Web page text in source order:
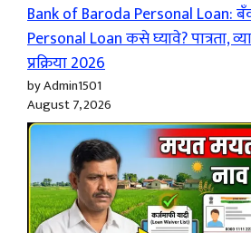
Bank of Baroda Personal Loan:
Personal Loan कसे घ्यावे? पात्रता,
प्रक्रिया 2026
by Admin1501
August 7, 2026